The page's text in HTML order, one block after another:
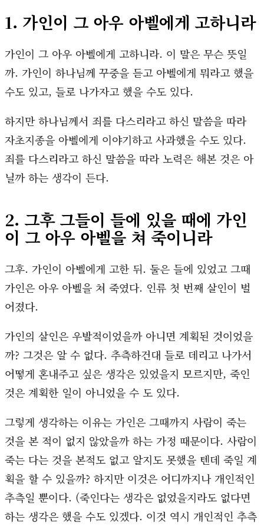
1. 가인이 그 아우 아벨에게 고하니라
가인이 그 아우 아벨에게 고하니라. 이 말은 무슨 뜻일
까. 가인이 하나님께 꾸중을 듣고 아벨에게 뭐라고 했을
수도 있고, 들로 나가자고 했을 수도 있다.
하지만 하나님께서 죄를 다스리라고 하신 말씀을 따라
자초지종을 아벨에게 이야기하고 사과했을 수도 있다.
죄를 다스리라고 하신 말씀을 따라 노력은 해본 것은 아
닐까 하는 생각이 든다.
2. 그후 그들이 들에 있을 때에 가인
이 그 아우 아벨을 쳐 죽이니라
그후. 가인이 아벨에게 고한 뒤. 둘은 들에 있었고 그때
가인은 아우 아벨을 쳐 죽였다. 인류 첫 번째 살인이 벌
어졌다.
가인의 살인은 우발적이었을까 아니면 계획된 것이었을
까? 그것은 알 수 없다. 추측하건대 들로 데리고 나가서
어떻게 혼내주고 싶은 생각은 있었을지 모르지만, 죽인
것은 계획한 일이 아니었을 수 도 있다.
그렇게 생각하는 이유는 가인은 그때까지 사람이 죽는
것을 본 적이 없지 않았을까 하는 가정 때문이다. 사람이
죽는 다는 것을 본적도 없고 알지도 못했을 텐데 죽일 계
획을 할 수 있을까? 하지만 이것은 어디까지나 개인적인
추측일 뿐이다. (죽인다는 생각은 없었을지라도 없다면
하는 생각은 했을 수도 있겠다. 이것 역시 개인적인 추측